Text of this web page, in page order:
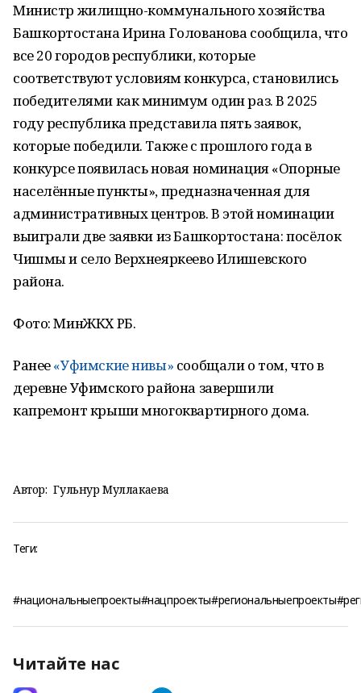
Министр жилищно-коммунального хозяйства
Башкортостана Ирина Голованова сообщила, что
все 20 городов республики, которые
соответствуют условиям конкурса, становились
победителями как минимум один раз. В 2025
году республика представила пять заявок,
которые победили. Также с прошлого года в
конкурсе появилась новая номинация «Опорные
населённые пункты», предназначенная для
административных центров. В этой номинации
выиграли две заявки из Башкортостана: посёлок
Чишмы и село Верхнеяркеево Илишевского
района.
Фото: МинЖКХ РБ.
Ранее«Уфимские нивы» сообщали о том, что в
деревне Уфимского района завершили
капремонт крыши многоквартирного дома.
Автор: Гульнур Муллакаева
Теги:
Читайте нас